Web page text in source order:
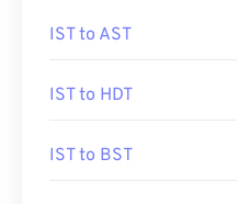
IST to AST
IST to HDT
IST to BST